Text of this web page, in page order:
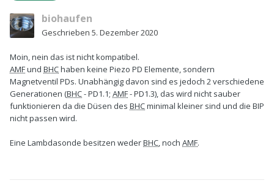
biohaufen
Geschrieben 5. Dezember 2020
Moin, nein das ist nicht kompatibel.
AMFund BHChaben keine Piezo PD Elemente, sondern
Magnetventil PDs. Unabhängig davon sind es jedoch 2 verschiedene
Generationen (BHC- PD1.1; AMF- PD1.3), das wird nicht sauber
funktionieren da die Düsen des BHCminimal kleiner sind und die BIP
nicht passen wird.
Eine Lambdasonde besitzen wederBHC, noch AMF.